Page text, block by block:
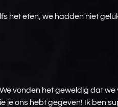
het eten, we hadden niet
vonden het geweldig dat
je ons hebt gegeven! Ik ben